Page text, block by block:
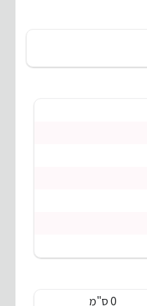
0 ס"מ